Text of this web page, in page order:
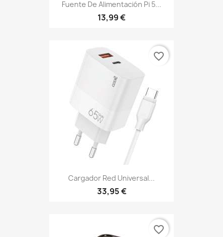
Fuente De Alimentación Pi 5...
13,99 €
Cargador Red Universal...
33,95 €
favorite_border
favorite_border